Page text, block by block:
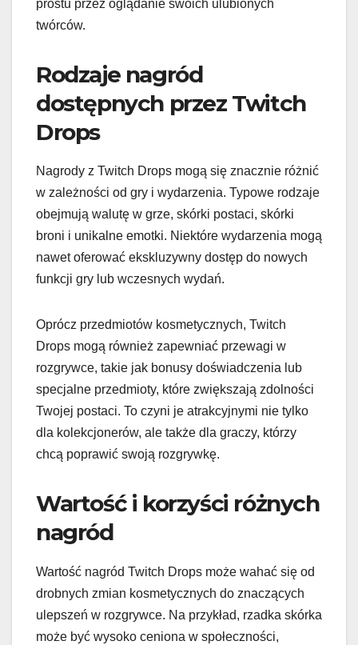
prostu przez oglądanie swoich ulubionych
twórców.
Rodzaje nagród
dostępnych przez Twitch
Drops
Nagrody z Twitch Drops mogą się znacznie różnić
w zależności od gry i wydarzenia. Typowe rodzaje
obejmują walutę w grze, skórki postaci, skórki
broni i unikalne emotki. Niektóre wydarzenia mogą
nawet oferować ekskluzywny dostęp do nowych
funkcji gry lub wczesnych wydań.
Oprócz przedmiotów kosmetycznych, Twitch
Drops mogą również zapewniać przewagi w
rozgrywce, takie jak bonusy doświadczenia lub
specjalne przedmioty, które zwiększają zdolności
Twojej postaci. To czyni je atrakcyjnymi nie tylko
dla kolekcjonerów, ale także dla graczy, którzy
chcą poprawić swoją rozgrywkę.
Wartość i korzyści różnych
nagród
Wartość nagród Twitch Drops może wahać się od
drobnych zmian kosmetycznych do znaczących
ulepszeń w rozgrywce. Na przykład, rzadka skórka
może być wysoko ceniona w społeczności,